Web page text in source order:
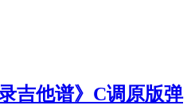
吉他谱》C调原版弹